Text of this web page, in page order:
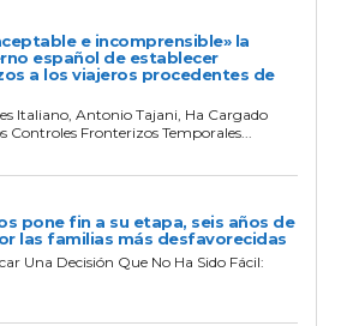
e incomprensible» la
español de establecer
a los viajeros procedentes de
Italiano, Antonio Tajani, Ha Cargado
Fronterizos Temporales...
pone fin a su etapa, seis años de
las familias más desfavorecidas
Una Decisión Que No Ha Sido Fácil: